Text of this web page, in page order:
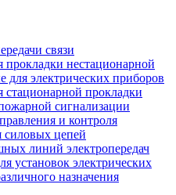
связи
прокладки нестационарной
для электрических приборов
стационарной прокладки
сигнализации
и контроля
силовых цепей
линий электропередач
установок электрических
назначения